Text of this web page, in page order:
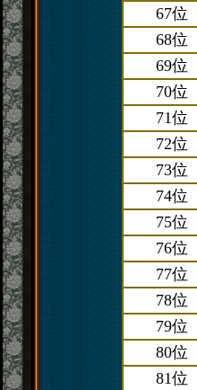
67位
68位
69位
70位
71位
72位
73位
74位
75位
76位
77位
78位
79位
80位
81位